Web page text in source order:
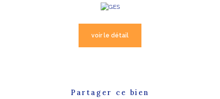
voir le détail
Partager ce bien